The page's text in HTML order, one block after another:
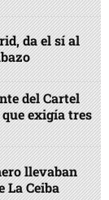
da el sí al
del Cartel
exigía tres
llevaban
La Ceiba